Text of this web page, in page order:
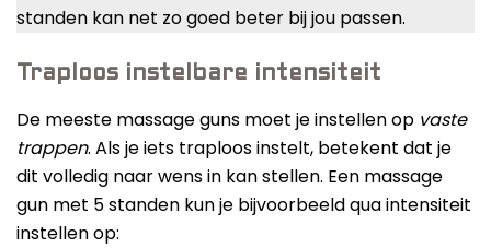
standen kan net zo goed beter bij jou passen.
Traploos instelbare intensiteit
De meeste massage guns moet je instellen op vaste
trappen. Als je iets traploos instelt, betekent dat je
dit volledig naar wens in kan stellen. Een massage
gun met 5 standen kun je bijvoorbeeld qua intensiteit
instellen op: